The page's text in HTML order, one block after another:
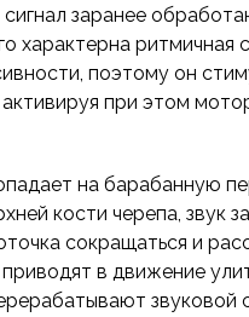
сигнал заранее
характерна ритмичная
поэтому он
активируя при этом
на барабанную
кости черепа, звук
сокращаться и
в движение
звуковой